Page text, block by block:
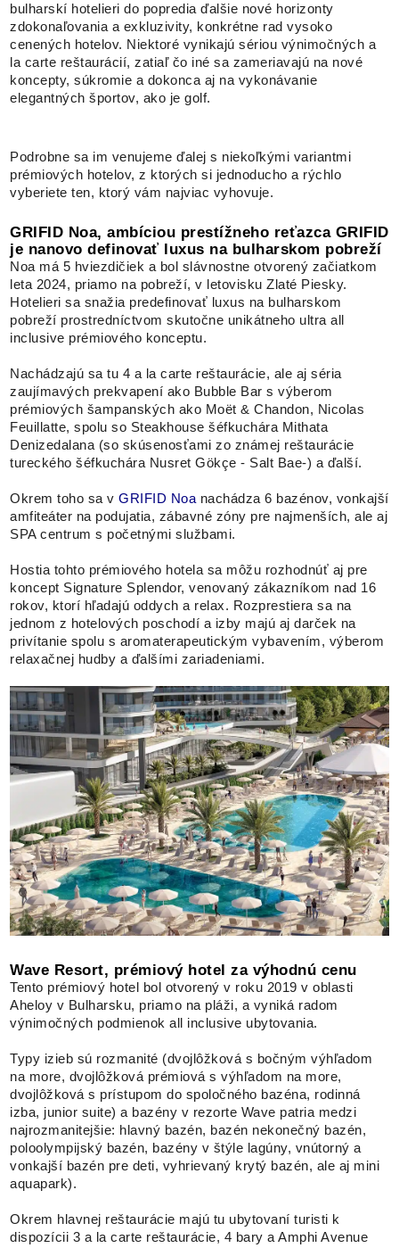
bulharskí hotelieri do popredia ďalšie nové horizonty
zdokonaľovania a exkluzivity, konkrétne rad vysoko
cenených hotelov. Niektoré vynikajú sériou výnimočných a
la carte reštaurácií, zatiaľ čo iné sa zameriavajú na nové
koncepty, súkromie a dokonca aj na vykonávanie
elegantných športov, ako je golf.
Podrobne sa im venujeme ďalej s niekoľkými variantmi
prémiových hotelov, z ktorých si jednoducho a rýchlo
vyberiete ten, ktorý vám najviac vyhovuje.
GRIFID Noa, ambíciou prestížneho reťazca GRIFID
je nanovo definovať luxus na bulharskom pobreží
Noa má 5 hviezdičiek a bol slávnostne otvorený začiatkom
leta 2024, priamo na pobreží, v letovisku Zlaté Piesky.
Hotelieri sa snažia predefinovať luxus na bulharskom
pobreží prostredníctvom skutočne unikátneho ultra all
inclusive prémiového konceptu.
Nachádzajú sa tu 4 a la carte reštaurácie, ale aj séria
zaujímavých prekvapení ako Bubble Bar s výberom
prémiových šampanských ako Moët & Chandon, Nicolas
Feuillatte, spolu so Steakhouse šéfkuchára Mithata
Denizedalana (so skúsenosťami zo známej reštaurácie
tureckého šéfkuchára Nusret Gökçe - Salt Bae-) a ďalší.
Okrem toho sa vGRIFID Noa nachádza 6 bazénov, vonkajší
amfiteáter na podujatia, zábavné zóny pre najmenších, ale aj
SPA centrum s početnými službami.
Hostia tohto prémiového hotela sa môžu rozhodnúť aj pre
koncept Signature Splendor, venovaný zákazníkom nad 16
rokov, ktorí hľadajú oddych a relax. Rozprestiera sa na
jednom z hotelových poschodí a izby majú aj darček na
privítanie spolu s aromaterapeutickým vybavením, výberom
relaxačnej hudby a ďalšími zariadeniami.
Wave Resort, prémiový hotel za výhodnú cenu
Tento prémiový hotel bol otvorený v roku 2019 v oblasti
Aheloy v Bulharsku, priamo na pláži, a vyniká radom
výnimočných podmienok all inclusive ubytovania.
Typy izieb sú rozmanité (dvojlôžková s bočným výhľadom
na more, dvojlôžková prémiová s výhľadom na more,
dvojlôžková s prístupom do spoločného bazéna, rodinná
izba, junior suite) a bazény v rezorte Wave patria medzi
najrozmanitejšie: hlavný bazén, bazén nekonečný bazén,
poloolympijský bazén, bazény v štýle lagúny, vnútorný a
vonkajší bazén pre deti, vyhrievaný krytý bazén, ale aj mini
aquapark).
Okrem hlavnej reštaurácie majú tu ubytovaní turisti k
dispozícii 3 a la carte reštaurácie, 4 bary a Amphi Avenue